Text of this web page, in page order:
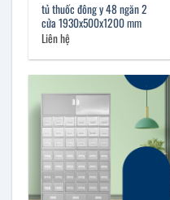
tủ thuốc đông y 48 ngăn 2
cửa 1930x500x1200 mm
Liên hệ